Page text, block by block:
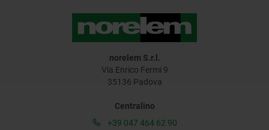
norelem S.r.l.
Via Enrico Fermi 9
35136 Padova
Centralino
+39 047 464 62 90